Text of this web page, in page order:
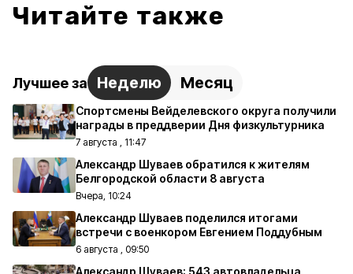
Читайте также
Лучшее за Неделю Месяц
Спортсмены Вейделевского округа получили
награды в преддверии Дня физкультурника
7 августа , 11:47
Александр Шуваев обратился к жителям
Белгородской области 8 августа
Вчера, 10:24
Александр Шуваев поделился итогами
встречи с военкором Евгением Поддубным
6 августа , 09:50
Александр Шуваев: 543 автовладельца